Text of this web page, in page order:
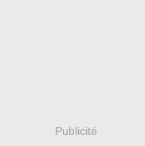
Publicité